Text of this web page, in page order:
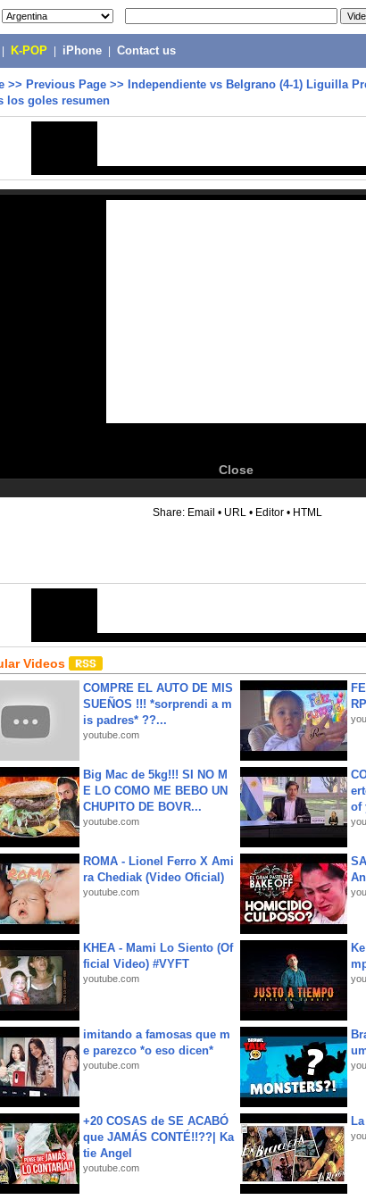
K-POP iPhone Contact us
>> Previous Page >> Independiente vs Belgrano (4-1) Liguilla
los goles resumen
Close
Share: Email • URL • Editor • HTML
Videos
COMPRE EL AUTO DE MIS
SUEÑOS !!! *sorprendi a m
is padres* ??...
youtube.com
Big Mac de 5kg!!! SI NO M
E LO COMO ME BEBO UN
CHUPITO DE BOVR...
youtube.com
of
ROMA - Lionel Ferro X Ami
ra Chediak (Video Oficial)
youtube.com
KHEA - Mami Lo Siento (Of
ficial Video) #VYFT
youtube.com
imitando a famosas que m
e parezco *o eso dicen*
youtube.com
+20 COSAS de SE ACABÓ
que JAMÁS CONTÉ!!??| Ka
tie Angel
youtube.com